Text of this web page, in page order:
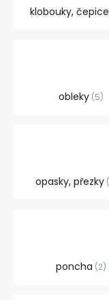
klobouky, čepice
obleky 5
opasky, přezky
poncha 2